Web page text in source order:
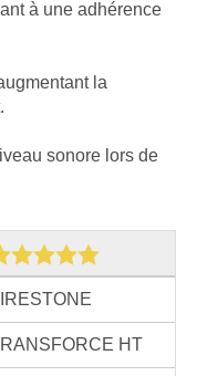
à une adhérence
la
sonore lors de
HT